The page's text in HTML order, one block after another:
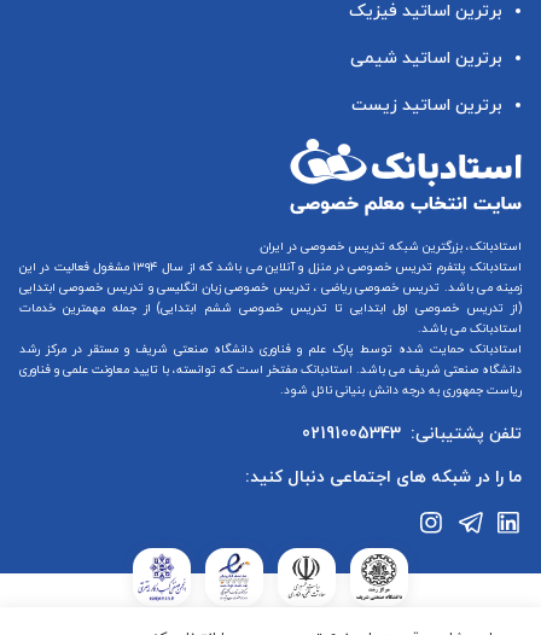
برترین اساتید فیزیک
برترین اساتید شیمی
برترین اساتید زیست
استادبانک، بزرگترین شبکه تدریس خصوصی در ایران
استادبانک پلتفرم تدریس خصوصی در منزل و آنلاین
می باشد که از سال ۱۳۹۴ مشغول فعالیت در این
زمینه می باشد. تدریس خصوصی ریاضی ، تدریس خصوصی زبان انگلیسیو تدریس خصوصی ابتدایی
(از تدریس خصوصی اول ابتدایی تا تدریس خصوصی ششم ابتدایی) از جمله مهمترین خدمات
استادبانک می باشد.
استادبانک حمایت شده توسط پارک علم و فناوری دانشگاه صنعتی شریف و مستقر در مرکز رشد
دانشگاه صنعتی شریف می باشد. استادبانک مفتخر است که توانسته، با تایید معاونت علمی و فناوری
ریاست جمهوری به درجه دانش بنیانی نائل شود.
تلفن پشتیبانی: 02191005343
ما را در شبکه های اجتماعی دنبال کنید: